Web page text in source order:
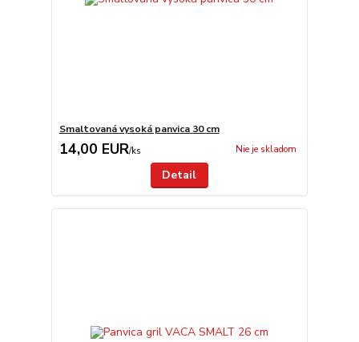
Smaltovaná vysoká panvica 30 cm
14,00 EUR/ks Nie je skladom
Detail